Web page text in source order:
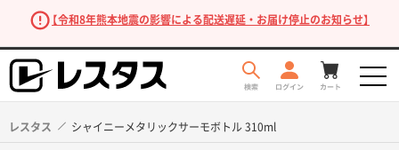
【令和8年熊本地震の影響による配送遅延・お届け停止のお知らせ】
レスタス シャイニーメタリックサーモボトル 310ml